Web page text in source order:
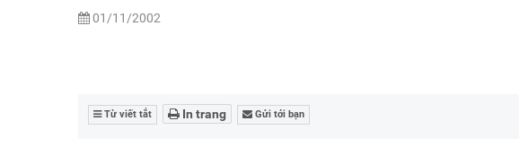
01/11/2002
Từ viết tắt In trang Gửi tới bạn